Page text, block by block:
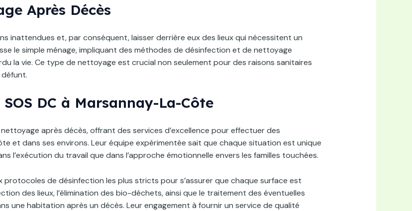
Après Décès
inattendues et, par conséquent, laisser derrière eux des lieux qui nécessitent un
le simple ménage, impliquant des méthodes de désinfection et de nettoyage
la vie. Ce type de nettoyage est crucial non seulement pour des raisons sanitaires
DC à Marsannay-La-Côte
après décès, offrant des services d’excellence pour effectuer des
et dans ses environs. Leur équipe expérimentée sait que chaque situation est unique
l’exécution du travail que dans l’approche émotionnelle envers les familles touchées.
protocoles de désinfection les plus stricts pour s’assurer que chaque surface est
des lieux, l’élimination des bio-déchets, ainsi que le traitement des éventuelles
une habitation après un décès. Leur engagement à fournir un service de qualité